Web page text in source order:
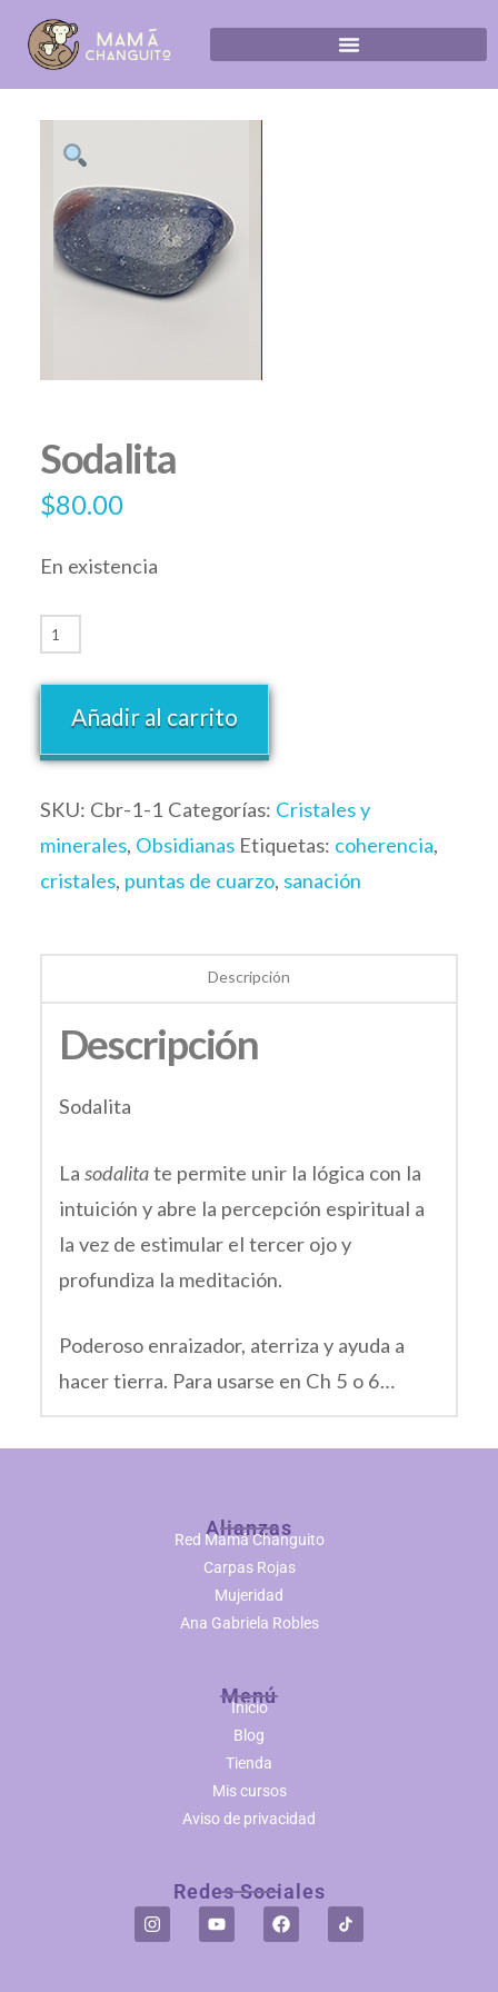
Sodalita
$80.00
En existencia
Añadir al carrito
SKU: Cbr-1-1 Categorías: Cristales y
minerales, Obsidianas Etiquetas: coherencia,
cristales, puntas de cuarzo, sanación
Descripción
Descripción
Sodalita
La sodalitate permite unir la lógica con la
intuición y abre la percepción espiritual a
la vez de estimular el tercer ojo y
profundiza la meditación.
Poderoso enraizador, aterriza y ayuda a
hacer tierra. Para usarse en Ch 5 o 6…
Alianzas
Red Mamá Changuito
Carpas Rojas
Mujeridad
Ana Gabriela Robles
Menú
Inicio
Blog
Tienda
Mis cursos
Aviso de privacidad
Redes Sociales